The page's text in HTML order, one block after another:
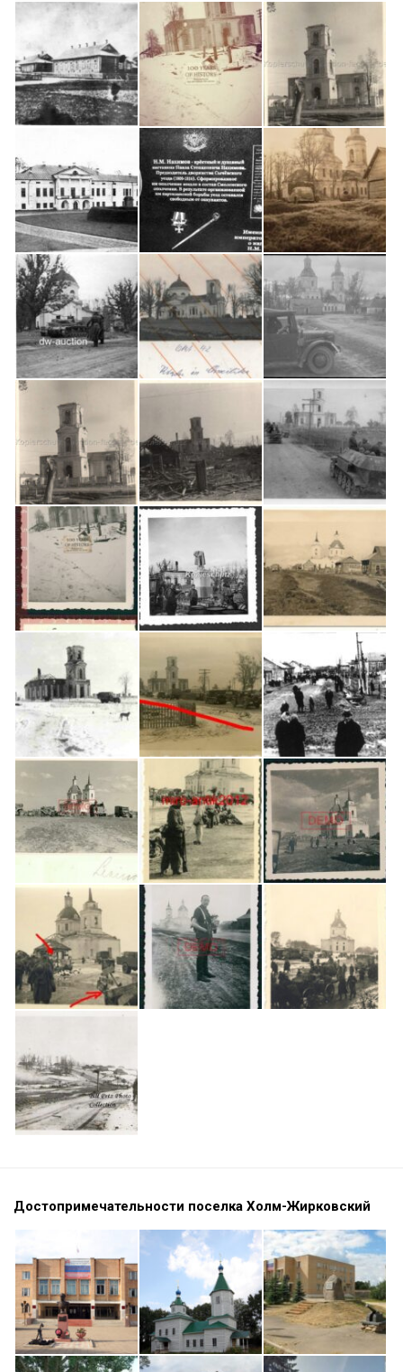
Достопримечательности поселка Холм-Жирковский